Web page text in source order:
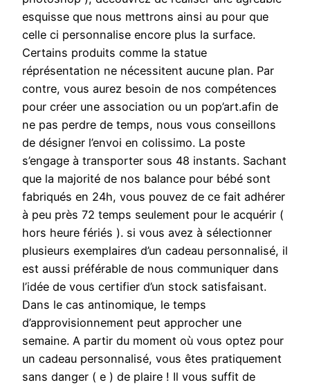
esquisse que nous mettrons ainsi au pour que
celle ci personnalise encore plus la surface.
Certains produits comme la statue
réprésentation ne nécessitent aucune plan. Par
contre, vous aurez besoin de nos compétences
pour créer une association ou un pop’art.afin de
ne pas perdre de temps, nous vous conseillons
de désigner l’envoi en colissimo. La poste
s’engage à transporter sous 48 instants. Sachant
que la majorité de nos balance pour bébé sont
fabriqués en 24h, vous pouvez de ce fait adhérer
à peu près 72 temps seulement pour le acquérir (
hors heure fériés ). si vous avez à sélectionner
plusieurs exemplaires d’un cadeau personnalisé, il
est aussi préférable de nous communiquer dans
l’idée de vous certifier d’un stock satisfaisant.
Dans le cas antinomique, le temps
d’approvisionnement peut approcher une
semaine. A partir du moment où vous optez pour
un cadeau personnalisé, vous êtes pratiquement
sans danger ( e ) de plaire ! Il vous suffit de